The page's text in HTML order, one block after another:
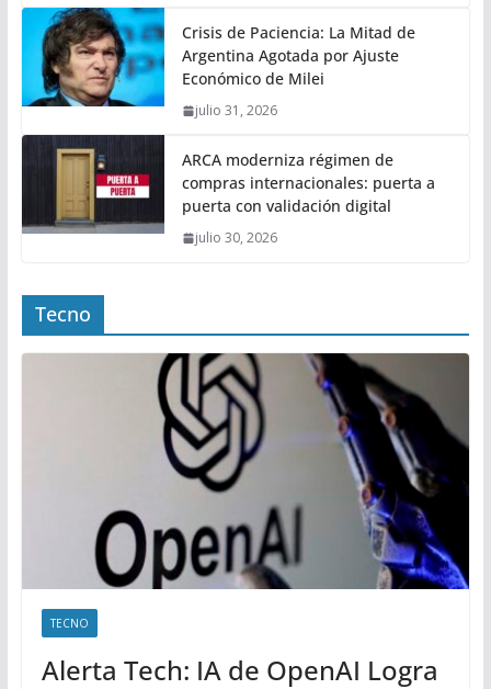
Crisis de Paciencia: La Mitad de
Argentina Agotada por Ajuste
Económico de Milei
julio 31, 2026
ARCA moderniza régimen de
compras internacionales: puerta a
puerta con validación digital
julio 30, 2026
Tecno
TECNO
Alerta Tech: IA de OpenAI Logra